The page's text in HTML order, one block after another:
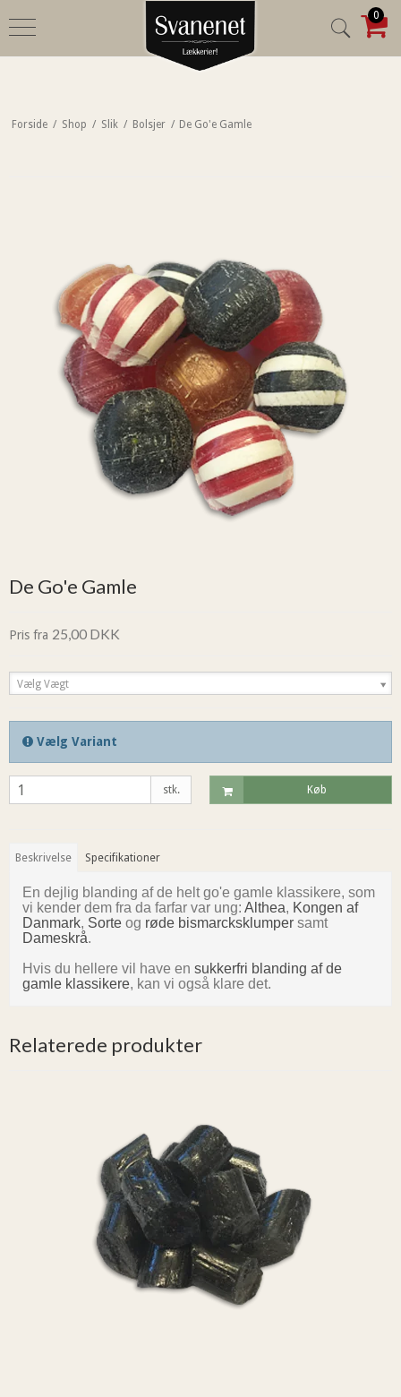
0
Forside / Shop / Slik / Bolsjer / De Go'e Gamle
De Go'e Gamle
Pris fra 25,00 DKK
Vælg Vægt
Vælg Variant
stk. Køb
Beskrivelse Specifikationer
En dejlig blanding af de helt go'e gamle klassikere, som
vi kender dem fra da farfar var ung: Althea, Kongen af
Danmark, Sorte og røde bismarcksklumper samt
Dameskrå.
Hvis du hellere vil have en sukkerfri blanding af de
gamle klassikere, kan vi også klare det.
Relaterede produkter